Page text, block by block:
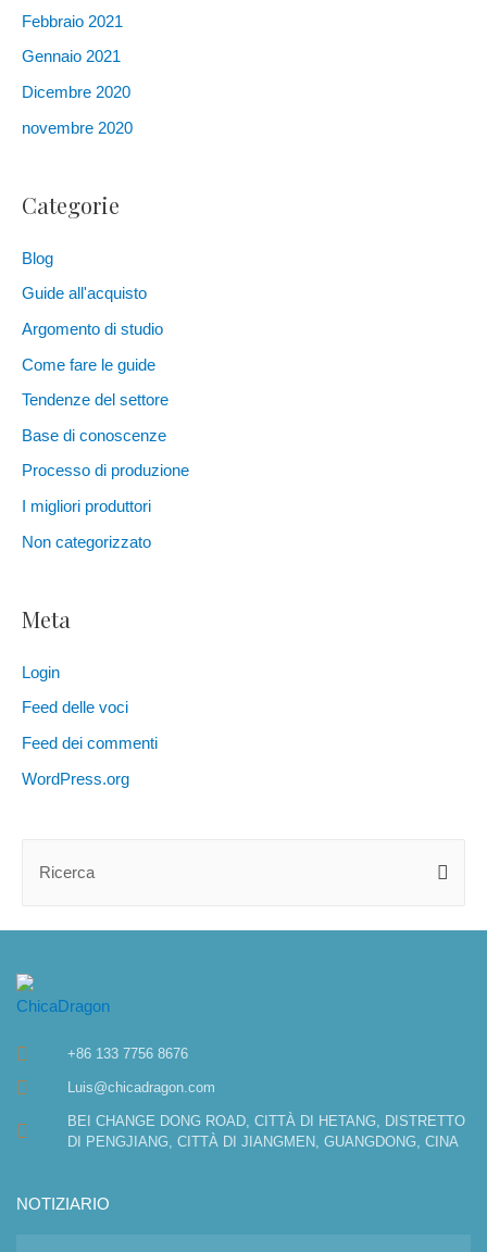
Febbraio 2021
Gennaio 2021
Dicembre 2020
novembre 2020
Categorie
Blog
Guide all'acquisto
Argomento di studio
Come fare le guide
Tendenze del settore
Base di conoscenze
Processo di produzione
I migliori produttori
Non categorizzato
Meta
Login
Feed delle voci
Feed dei commenti
WordPress.org
+86 133 7756 8676
Luis@chicadragon.com
BEI CHANGE DONG ROAD, CITTÀ DI HETANG, DISTRETTO
DI PENGJIANG, CITTÀ DI JIANGMEN, GUANGDONG, CINA
NOTIZIARIO